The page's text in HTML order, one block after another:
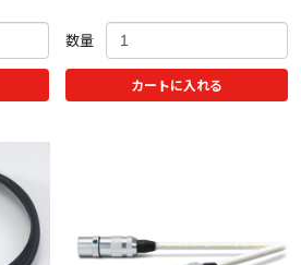
数量
カートに入れる